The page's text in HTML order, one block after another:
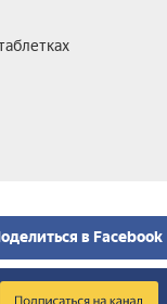
в Facebook